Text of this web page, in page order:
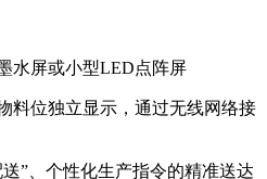
水屏或小型LED点阵屏
料位独立显示，通过无线网络接
”、个性化生产指令的精准送达